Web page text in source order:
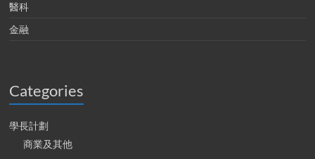
醫科
金融
Categories
學長計劃
商業及其他